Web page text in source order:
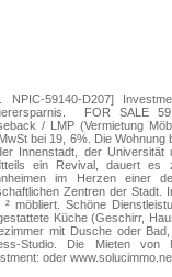
NPIC-59140-D207]
FOR SALE
/ LMP (Vermietung
bei 19, 6%. Die
Innenstadt, der Universität
ein Revival, dauert es
im Herzen einer
Zentren der Stadt.
² möbliert. Schöne
Küche (Geschirr,
mit Dusche oder
Studio. Die Mieten von
oder